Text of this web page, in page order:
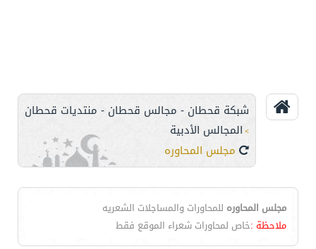
شبكة قحطان - مجالس قحطان - منتديات قحطان
> المجالس الأدبية
مجلس المحاوره
مجلس المحاوره للمحاورات والمساجلات الشعريه
ملاحظة :خاص لمحاورات شعراء الموقع فقط